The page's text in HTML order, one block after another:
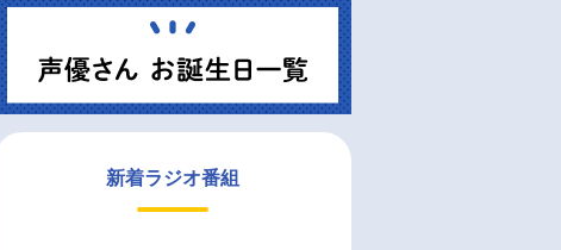
新着ラジオ番組